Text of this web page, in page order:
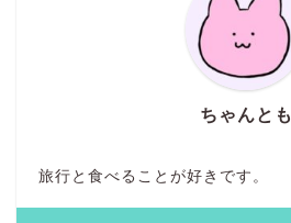
ちゃんとも
旅行と食べることが好きです。